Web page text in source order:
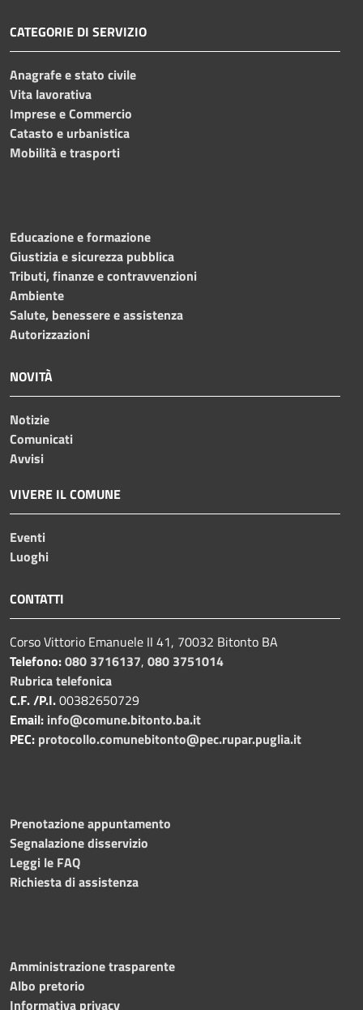
CATEGORIE DI SERVIZIO
Anagrafe e stato civile
Vita lavorativa
Imprese e Commercio
Catasto e urbanistica
Mobilità e trasporti
Educazione e formazione
Giustizia e sicurezza pubblica
Tributi, finanze e contravvenzioni
Ambiente
Salute, benessere e assistenza
Autorizzazioni
NOVITÀ
Notizie
Comunicati
Avvisi
VIVERE IL COMUNE
Eventi
Luoghi
CONTATTI
Corso Vittorio Emanuele II 41, 70032 Bitonto BA
Telefono:080 3716137, 080 3751014
Rubrica telefonica
C.F. /P.I.00382650729
Email: info@comune.bitonto.ba.it
PEC: protocollo.comunebitonto@pec.rupar.puglia.it
Prenotazione appuntamento
Segnalazione disservizio
Leggi le FAQ
Richiesta di assistenza
Amministrazione trasparente
Albo pretorio
Informativa privacy